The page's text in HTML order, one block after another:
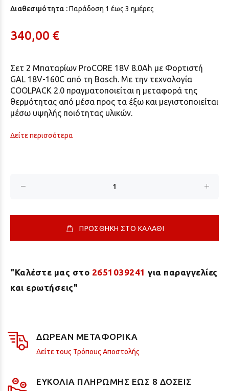
Διαθεσιμότητα :Παράδoση 1 έως 3 ημέρες
340,00 €
Σετ 2 Μπαταρίων ProCORE 18V 8.0Ah με Φορτιστή
GAL 18V-160C από τη Bosch. Με την τεχνολογία
COOLPACK 2.0 πραγματοποιείται η μεταφορά της
θερμότητας από μέσα προς τα έξω και μεγιστοποιείται
μέσω υψηλής ποιότητας υλικών.
Δείτε περισσότερα
ΠΡΟΣΘΗΚΗ ΣΤΟ ΚΑΛΑΘΙ
"Καλέστε μας στο 2651039241 για παραγγελίες
και ερωτήσεις"
ΔΩΡΕΑΝ ΜΕΤΑΦΟΡΙΚΑ
Δείτε τους Τρόπους Αποστολής
ΕΥΚΟΛΙΑ ΠΛΗΡΩΜΗΣ ΕΩΣ 8 ΔΟΣΕΙΣ